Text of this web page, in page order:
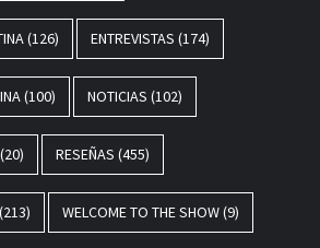
(126) ENTREVISTAS (174)
(100) NOTICIAS (102)
(20) RESEÑAS (455)
(213) WELCOME TO THE SHOW(9)